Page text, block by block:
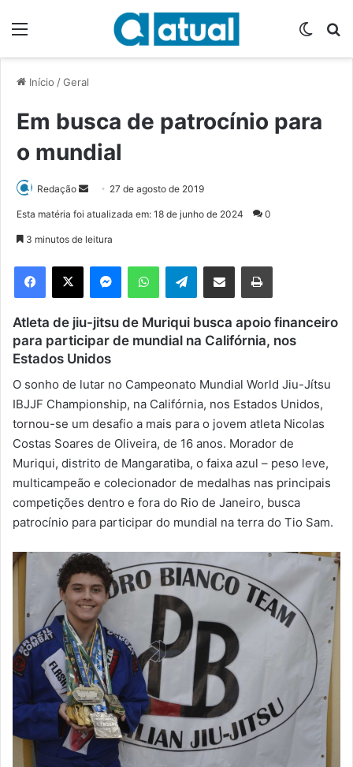
Início /Geral
Em busca de patrocínio para
o mundial
Redação
d
e
m
e
-
m
a
27 de agosto de 2019
Esta matéria foi atualizada em: 18 de junho de 2024 0
3 minutos de leitura
Telegram
Atleta de jiu-jitsu de Muriqui busca apoio financeiro
para participar de mundial na Califórnia, nos
Estados Unidos
O sonho de lutar no Campeonato Mundial World Jiu-Jítsu
IBJJF Championship, na Califórnia, nos Estados Unidos,
tornou-se um desafio a mais para o jovem atleta Nicolas
Costas Soares de Oliveira, de 16 anos. Morador de
Muriqui, distrito de Mangaratiba, o faixa azul – peso leve,
multicampeão e colecionador de medalhas nas principais
competições dentro e fora do Rio de Janeiro, busca
patrocínio para participar do mundial na terra do Tio Sam.